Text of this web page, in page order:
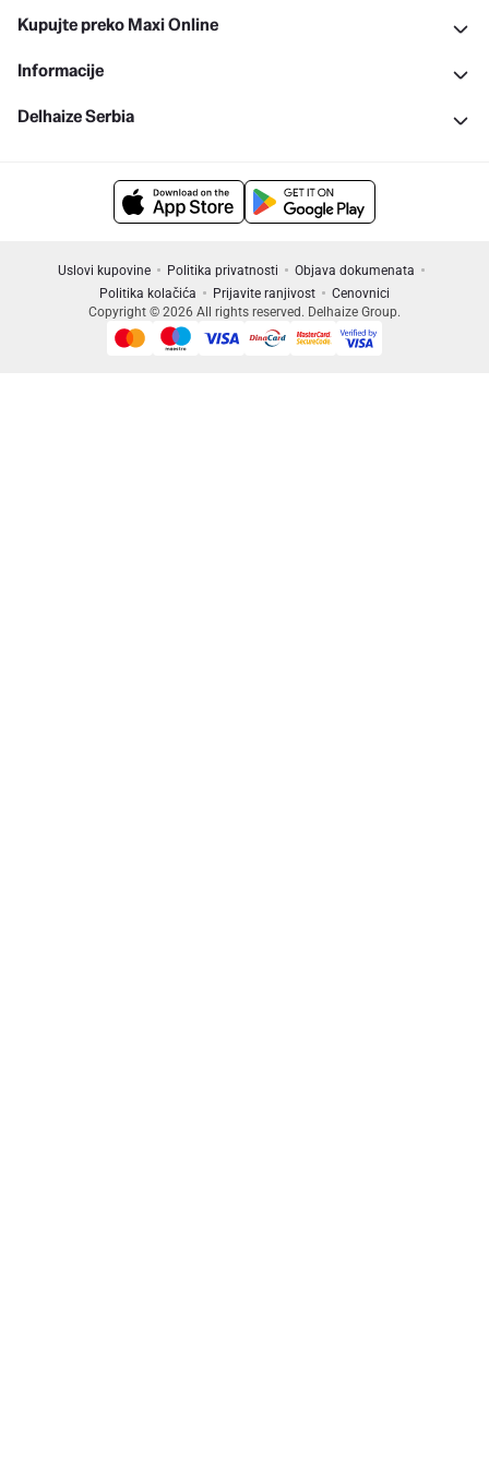
Kupujte preko Maxi Online
Informacije
Delhaize Serbia
Uslovi kupovine Politika privatnosti
Objava dokumenata
Politika kolačića
Prijavite ranjivost
Cenovnici
Copyright © 2026 All rights reserved. Delhaize Group.